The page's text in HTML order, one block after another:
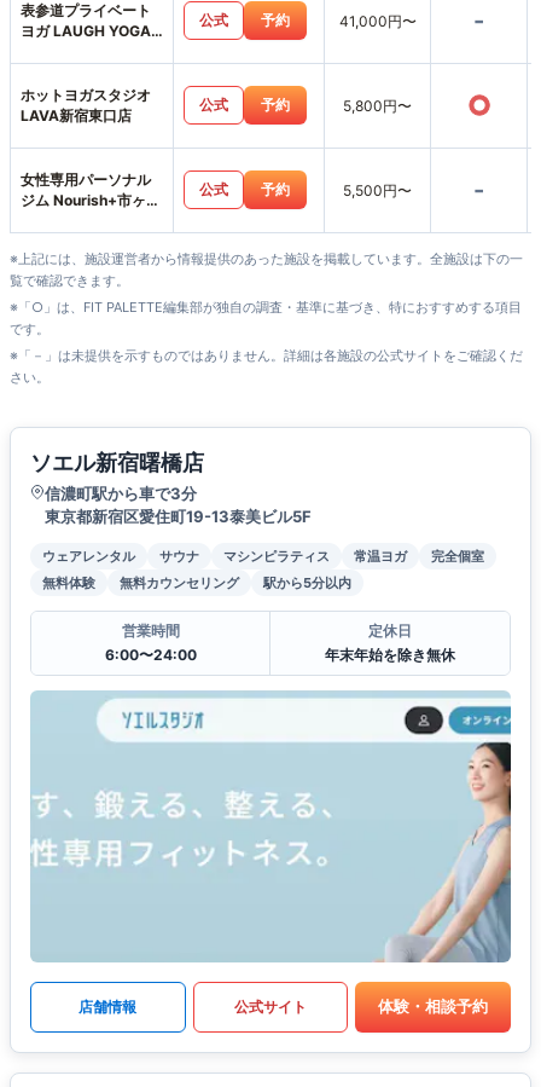
表参道プライベート
ヨガ LAUGH YOGA
公式 予約 41,000円〜 -
ホットヨガスタジオ
LAVA新宿東口店
公式 予約 5,800円〜 ○
女性専用パーソナル
ジム Nourish+市ヶ谷
公式 予約 5,500円〜 -
※上記には、施設運営者から情報提供のあった施設を掲載しています。全施設は下の一
覧で確認できます。
※「○」は、FIT PALETTE編集部が独自の調査・基準に基づき、特におすすめする項目
です。
※「－」は未提供を示すものではありません。詳細は各施設の公式サイトをご確認くだ
さい。
ソエル新宿曙橋店
信濃町駅から車で3分
東京都新宿区愛住町19-13泰美ビル5F
ウェアレンタル サウナ マシンピラティス 常温ヨガ
完全個室
無料体験
無料カウンセリング 駅から5分以内
営業時間
6:00〜24:00
定休日
年末年始を除き無休
店舗情報 公式サイト 体験・相談予約